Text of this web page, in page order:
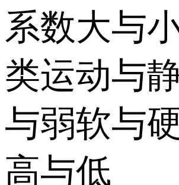
系数大与
类运动与
与弱软与
高与低